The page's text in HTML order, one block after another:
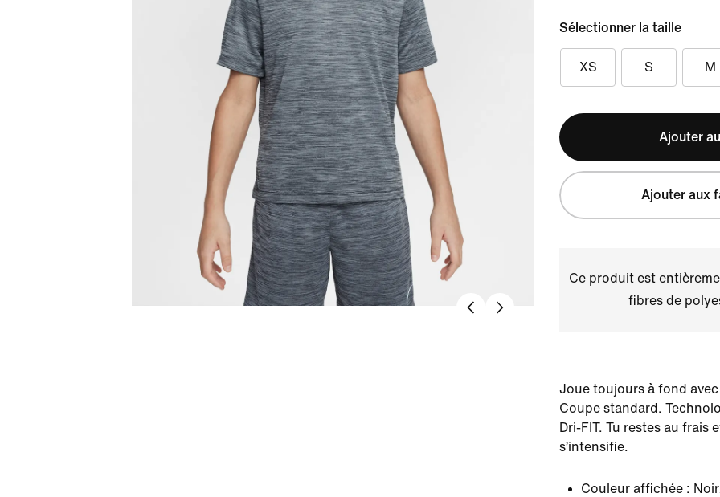
Sélectionner la taille
XS S M
Ajouter
Ajouter aux
Ce produit est
fibres de
Joue toujours à fond
Coupe standard.
Dri-FIT. Tu restes au frais
s’intensifie.
Couleur affichée :